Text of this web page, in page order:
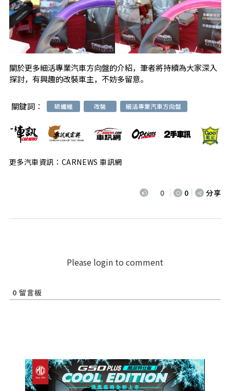
關於更多細活專業汽車方向盤的介紹，筆者將持續為大家深入
探討，有興趣的改裝車主，不妨多留意。
關鍵詞： 碳纖維 改裝 細活專業汽車方向盤
更多汽車資訊：CARNEWS 車訊網
0 0 分享
Please login to comment
0 留言板